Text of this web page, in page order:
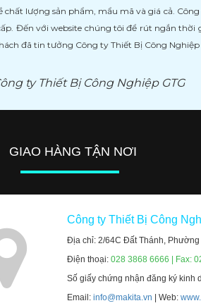
chất lượng sản phẩm, mẩu mã và giá cả.
Đến với website chúng tôi để rút ngắn
đã tin tưởng Công ty Thiết Bị Công Nghiệp
ty Thiết Bị Công Nghiệp GTG
GIAO HÀNG TẬN NƠI
Công ty Thiết Bị Công
Địa chỉ: 2/64C Đất Thánh,
Điện thoại:028 3868 6666 | Fax:
Số giấy chứng nhận đăng ký kinh
Email:info@makita.vn | Web: